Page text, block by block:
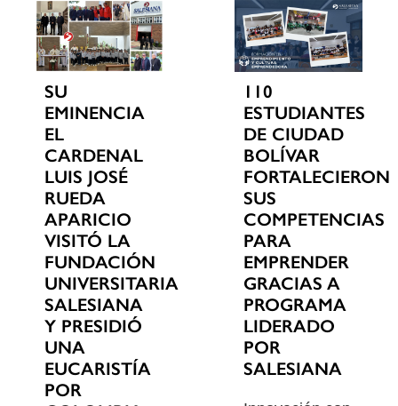
SU
EMINENCIA
EL
CARDENAL
LUIS JOSÉ
RUEDA
APARICIO
VISITÓ LA
FUNDACIÓN
UNIVERSITARIA
SALESIANA
Y PRESIDIÓ
UNA
EUCARISTÍA
POR
110
ESTUDIANTES
DE CIUDAD
BOLÍVAR
FORTALECIERON
SUS
COMPETENCIAS
PARA
EMPRENDER
GRACIAS A
PROGRAMA
LIDERADO
POR
SALESIANA